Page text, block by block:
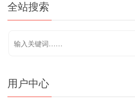
全站搜索
用户中心